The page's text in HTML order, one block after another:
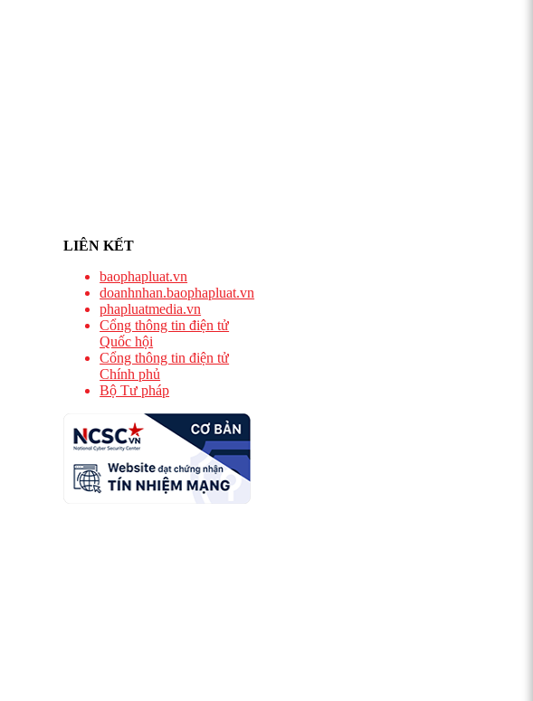
LIÊN KẾT
baophapluat.vn
doanhnhan.baophapluat.vn
phapluatmedia.vn
Cổng thông tin điện tử
Quốc hội
Cổng thông tin điện tử
Chính phủ
Bộ Tư pháp